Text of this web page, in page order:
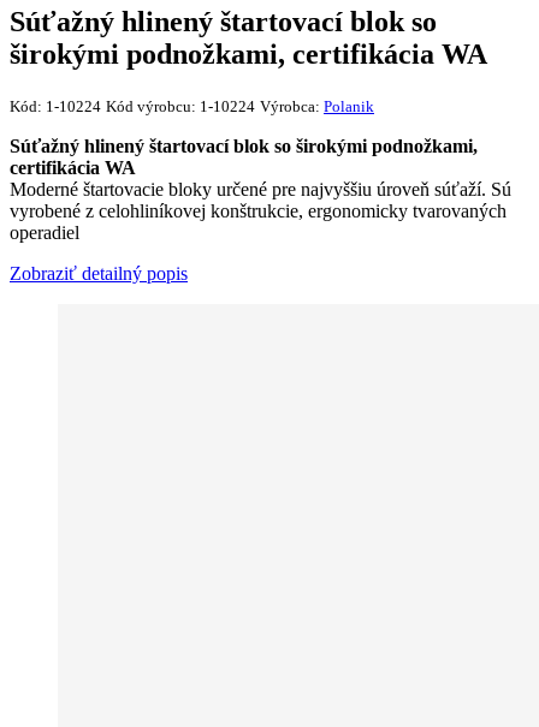
Súťažný hlinený štartovací blok so
širokými podnožkami, certifikácia WA
Kód: 1-10224 Kód výrobcu: 1-10224 Výrobca: Polanik
Súťažný hlinený štartovací blok so širokými podnožkami,
certifikácia WA
Moderné štartovacie bloky určené pre najvyššiu úroveň súťaží. Sú
vyrobené z celohliníkovej konštrukcie, ergonomicky tvarovaných
operadiel
Zobraziť detailný popis